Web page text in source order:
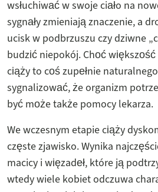
wsłuchiwać w swoje ciało na
sygnały zmieniają znaczenie, a
ucisk w podbrzuszu czy dziwne
budzić niepokój. Choć
ciąży to coś zupełnie
sygnalizować, że organizm
być może także pomocy lekarza.
We wczesnym etapie ciąży
częste zjawisko. Wynika
macicy i więzadeł, które ją
wtedy wiele kobiet odczuwa